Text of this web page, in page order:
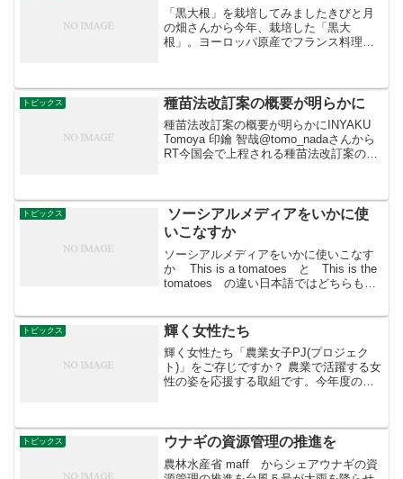
「黒大根」を栽培してみましたきびと月
の畑さんから今年、栽培した「黒大
根」。ヨーロッパ原産でフランス料理に
地域の農家から購入した黒大根のヘタを
土に植えて、春に花を咲かせて...
トピックス 種苗法改訂案の概要が明らかに
種苗法改訂案の概要が明らかにINYAKU
Tomoya 印鑰 智哉@tomo_nadaさんから
RT今国会で上程される種苗法改訂案の概
界一、民間企業が活躍しやすい国にす
る...
トピックス
ソーシアルメディアをいかに使
いこなすか
ソーシアルメディアをいかに使いこなす
か This is a tomatoes と This is the
tomatoes の違い日本語ではどちらも同
厄介です...
トピックス 輝く女性たち
輝く女性たち「農業女子PJ(プロジェク
ト)」をご存じですか？ 農業で活躍する女
性の姿を応援する取組です。今年度のイ
（東京都千代田区）で開催。メインイベ
ントは、「農...
トピックス ウナギの資源管理の推進を
農林水産省 maff からシェアウナギの資